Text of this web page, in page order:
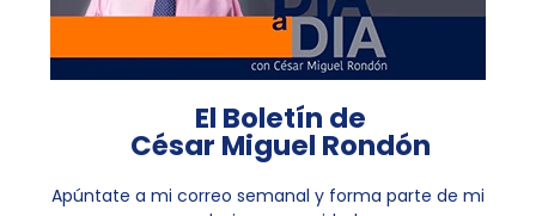
El Boletín de
César Miguel Rondón
Apúntate a mi correo semanal y forma parte de mi